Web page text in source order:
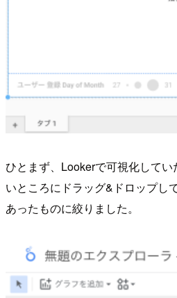
ひとまず、Lookerで可視化して
いところにドラッグ&ドロップし
あったものに絞りました。